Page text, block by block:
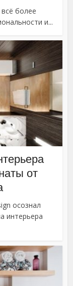
более
и...
от
осознал
интерьера